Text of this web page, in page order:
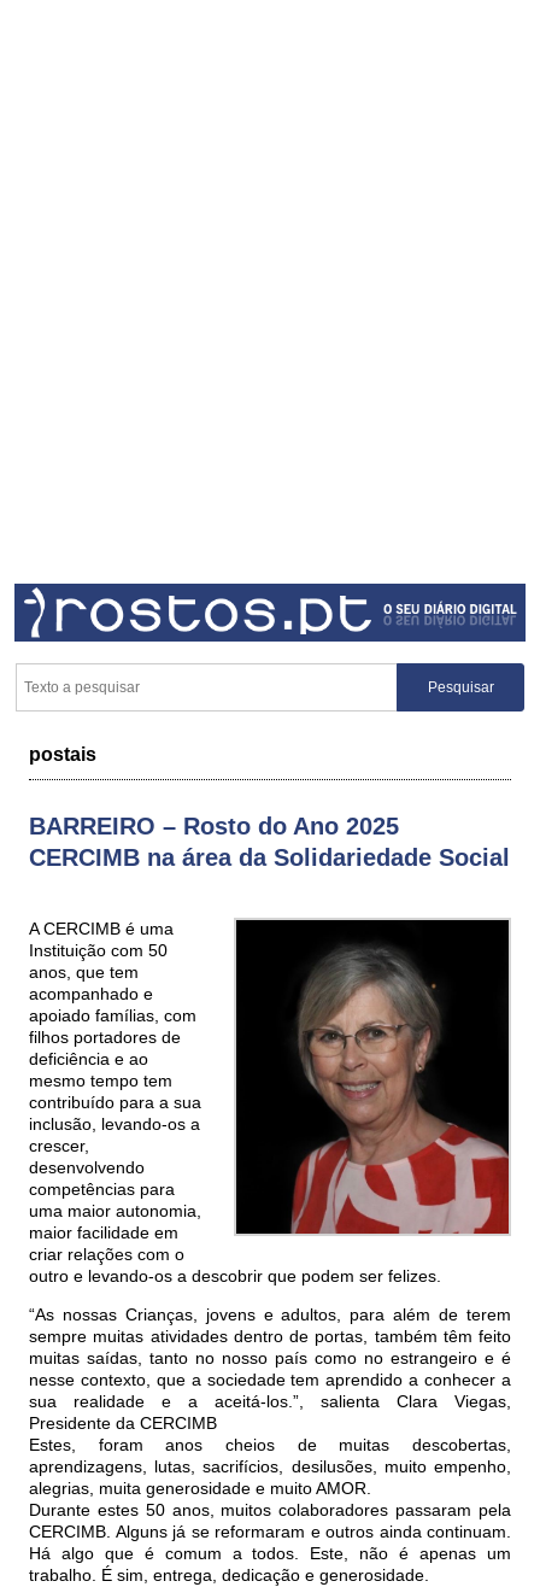
postais
BARREIRO – Rosto do Ano 2025
CERCIMB na área da Solidariedade Social
A CERCIMB é uma
Instituição com 50
anos, que tem
acompanhado e
apoiado famílias, com
filhos portadores de
deficiência e ao
mesmo tempo tem
contribuído para a sua
inclusão, levando-os a
crescer,
desenvolvendo
competências para
uma maior autonomia,
maior facilidade em
criar relações com o
outro e levando-os a descobrir que podem ser felizes.
“As nossas Crianças, jovens e adultos, para além de terem
sempre muitas atividades dentro de portas, também têm feito
muitas saídas, tanto no nosso país como no estrangeiro e é
nesse contexto, que a sociedade tem aprendido a conhecer a
sua realidade e a aceitá-los.”, salienta Clara Viegas,
Presidente da CERCIMB
Estes, foram anos cheios de muitas descobertas,
aprendizagens, lutas, sacrifícios, desilusões, muito empenho,
alegrias, muita generosidade e muito AMOR.
Durante estes 50 anos, muitos colaboradores passaram pela
CERCIMB. Alguns já se reformaram e outros ainda continuam.
Há algo que é comum a todos. Este, não é apenas um
trabalho. É sim, entrega, dedicação e generosidade.